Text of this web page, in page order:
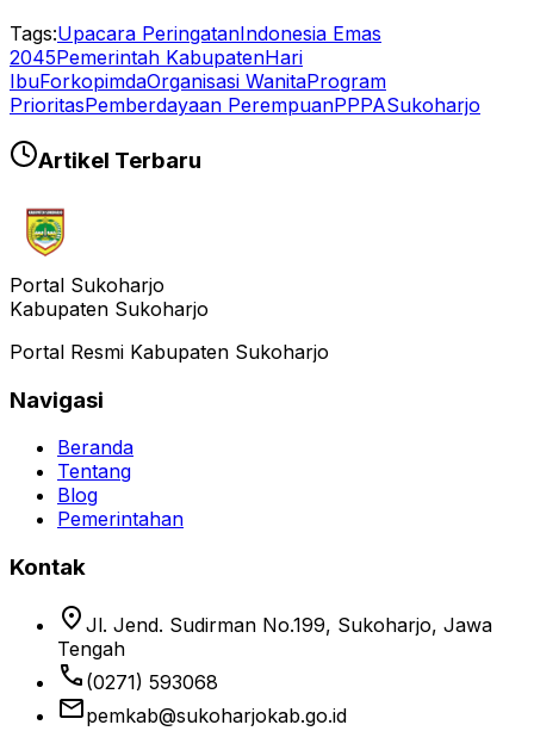
Tags:Upacara PeringatanIndonesia Emas
2045Pemerintah KabupatenHari
IbuForkopimdaOrganisasi WanitaProgram
PrioritasPemberdayaan PerempuanPPPASukoharjo
Artikel Terbaru
Portal Sukoharjo
Kabupaten Sukoharjo
Portal Resmi Kabupaten Sukoharjo
Navigasi
Beranda
Tentang
Blog
Pemerintahan
Kontak
location_on Jl. Jend. Sudirman No.199, Sukoharjo, Jawa
Tengah
phone (0271) 593068
emailpemkab@sukoharjokab.go.id